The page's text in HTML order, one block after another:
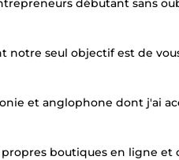
débutant sans
notre seul objectif est de
et anglophone dont j'ai
boutiques en ligne et